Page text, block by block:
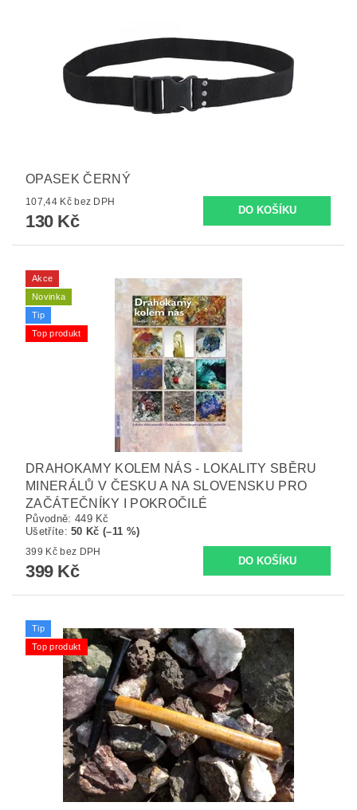
OPASEK ČERNÝ
107,44 Kč bez DPH
130 Kč
Akce
Novinka
Tip
Top produkt
DRAHOKAMY KOLEM NÁS - LOKALITY SBĚRU
MINERÁLŮ V ČESKU A NA SLOVENSKU PRO
ZAČÁTEČNÍKY I POKROČILÉ
Původně: 449 Kč
Ušetříte:50 Kč (–11 %)
399 Kč bez DPH
399 Kč
Tip
Top produkt